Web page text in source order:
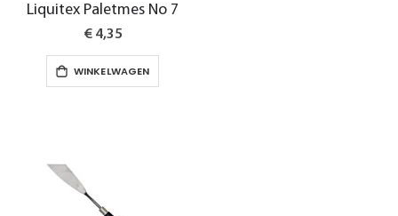
Liquitex Paletmes No 7
€ 4,35
WINKELWAGEN